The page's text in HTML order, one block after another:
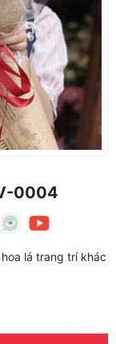
0004
lá trang trí khác